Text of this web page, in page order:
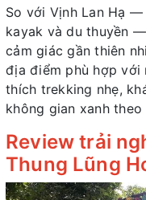
So với Vịnh Lan Hạ
kayak và du thuyền
cảm giác gần thiên
địa điểm phù hợp với
thích trekking nhẹ,
không gian xanh theo
Review trải
Thung Lũng